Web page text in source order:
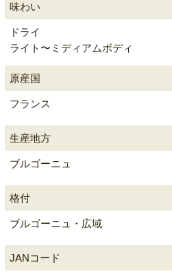
味わい
ドライ
ライト〜ミディアムボディ
原産国
フランス
生産地方
ブルゴーニュ
格付
ブルゴーニュ・広域
JANコード